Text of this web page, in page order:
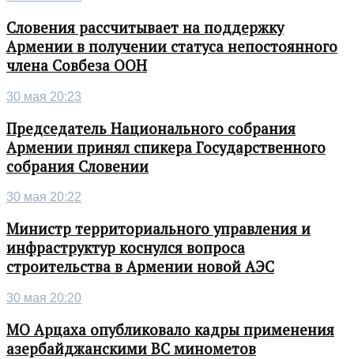
Словения рассчитывает на поддержку
Армении в получении статуса непостоянного
члена Совбеза ООН
30 мая 20:23
Председатель Национального собрания
Армении принял спикера Государственного
собрания Словении
30 мая 20:22
Министр территориального управления и
инфраструктур коснулся вопроса
строительства в Армении новой АЭС
30 мая 20:20
МО Арцаха опубликовало кадры применения
азербайджанскими ВС минометов